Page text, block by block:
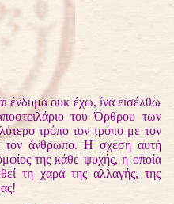
ουκ έχω, ίνα εισέλθω
του Όρθρου των
τρόπο τον τρόπο με τον
τον άνθρωπο. Η σχέση αυτή
της κάθε ψυχής, η οποία
τη χαρά της αλλαγής, της